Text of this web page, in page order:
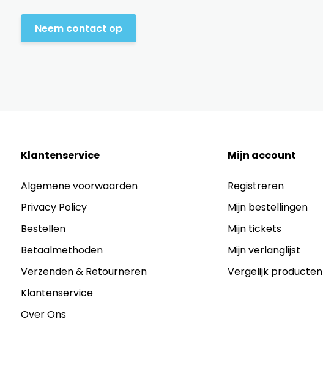
Neem contact op
Klantenservice
Algemene voorwaarden
Privacy Policy
Bestellen
Betaalmethoden
Verzenden & Retourneren
Klantenservice
Over Ons
Mijn account
Registreren
Mijn bestellingen
Mijn tickets
Mijn verlanglijst
Vergelijk producten